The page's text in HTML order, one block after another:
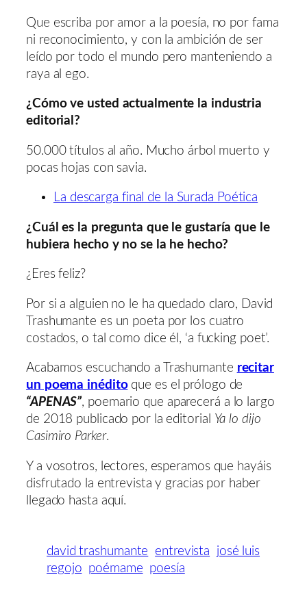
Que escriba por amor a la poesía, no por fama
ni reconocimiento, y con la ambición de ser
leído por todo el mundo pero manteniendo a
raya al ego.
¿Cómo ve usted actualmente la industria
editorial?
50.000 títulos al año. Mucho árbol muerto y
pocas hojas con savia.
La descarga final de la Surada Poética
¿Cuál es la pregunta que le gustaría que le
hubiera hecho y no se la he hecho?
¿Eres feliz?
Por si a alguien no le ha quedado claro, David
Trashumante es un poeta por los cuatro
costados, o tal como dice él, ‘a fucking poet’.
Acabamos escuchando a Trashumante recitar
un poema inéditoque es el prólogo de
“APENAS”, poemario que aparecerá a lo largo
de 2018 publicado por la editorial Ya lo dijo
Casimiro Parker.
Y a vosotros, lectores, esperamos que hayáis
disfrutado la entrevista y gracias por haber
llegado hasta aquí.
david trashumante entrevista
josé luis
regojo poémame poesía